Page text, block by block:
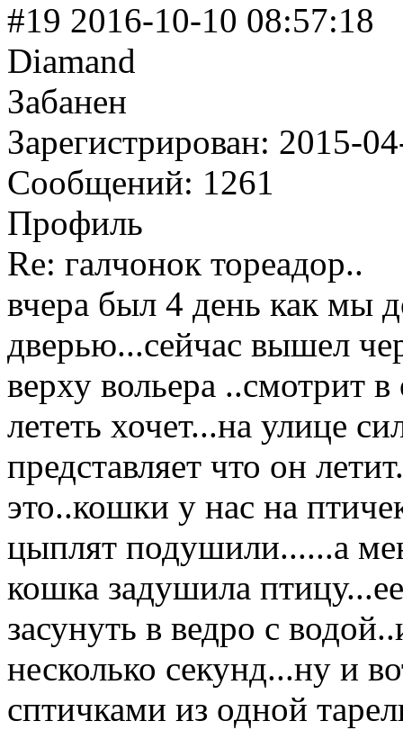
#19 2016-10-10 08:57:18
Diamand
Забанен
Зарегистрирован: 2015-
Сообщений: 1261
Профиль
Re: галчонок тореадор..
вчера был 4 день как мы
дверью...сейчас вышел
верху вольера ..смотрит
лететь хочет...на улице
представляет что он
это..кошки у нас на
цыплят подушили......а
кошка задушила
засунуть в ведро с
несколько секунд...ну и
сптичками из одной